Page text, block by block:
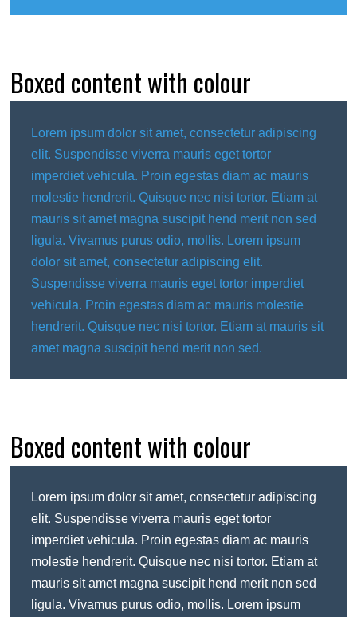
Boxed content with colour
Lorem ipsum dolor sit amet, consectetur adipiscing
elit. Suspendisse viverra mauris eget tortor
imperdiet vehicula. Proin egestas diam ac mauris
molestie hendrerit. Quisque nec nisi tortor. Etiam at
mauris sit amet magna suscipit hend merit non sed
ligula. Vivamus purus odio, mollis. Lorem ipsum
dolor sit amet, consectetur adipiscing elit.
Suspendisse viverra mauris eget tortor imperdiet
vehicula. Proin egestas diam ac mauris molestie
hendrerit. Quisque nec nisi tortor. Etiam at mauris sit
amet magna suscipit hend merit non sed.
Boxed content with colour
Lorem ipsum dolor sit amet, consectetur adipiscing
elit. Suspendisse viverra mauris eget tortor
imperdiet vehicula. Proin egestas diam ac mauris
molestie hendrerit. Quisque nec nisi tortor. Etiam at
mauris sit amet magna suscipit hend merit non sed
ligula. Vivamus purus odio, mollis. Lorem ipsum